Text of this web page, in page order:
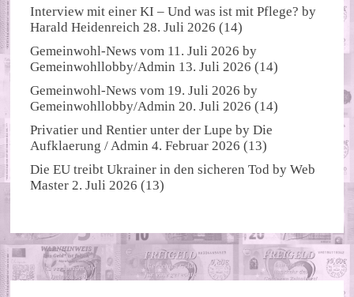
Interview mit einer KI – Und was ist mit Pflege? by
Harald Heidenreich 28. Juli 2026 (14)
Gemeinwohl-News vom 11. Juli 2026 by
Gemeinwohllobby/Admin 13. Juli 2026 (14)
Gemeinwohl-News vom 19. Juli 2026 by
Gemeinwohllobby/Admin 20. Juli 2026 (14)
Privatier und Rentier unter der Lupe byDie
Aufklaerung / Admin 4. Februar 2026 (13)
Die EU treibt Ukrainer in den sicheren Tod byWeb
Master 2. Juli 2026 (13)